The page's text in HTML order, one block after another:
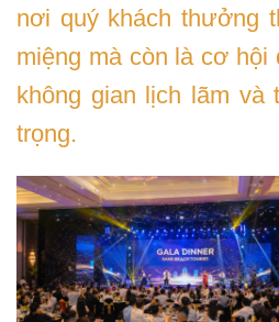
nơi quý khách thưởng
miệng mà còn là cơ hội
không gian lịch lãm và
trọng.